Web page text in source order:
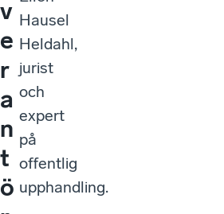
v
e
r
a
n
t
ö
Hausel
Heldahl,
jurist
och
expert
på
offentlig
upphandling.